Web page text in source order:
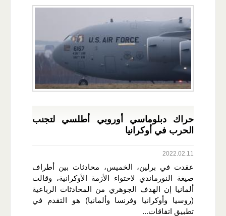
حراك دبلوماسي أوروبي أطلسي لتجنب
الحرب في أوكرانيا
2022.02.11
عقدت في برلين، الخميس، محادثات بين أطراف
صيغة النورماندي لاحتواء الأزمة الأوكرانية، وقالت
ألمانيا إن الهدف الجوهري من المحادثات الرباعية
(روسيا وأوكرانيا وفرنسا وألمانيا) هو التقدم في
تطبيق اتفاقات...